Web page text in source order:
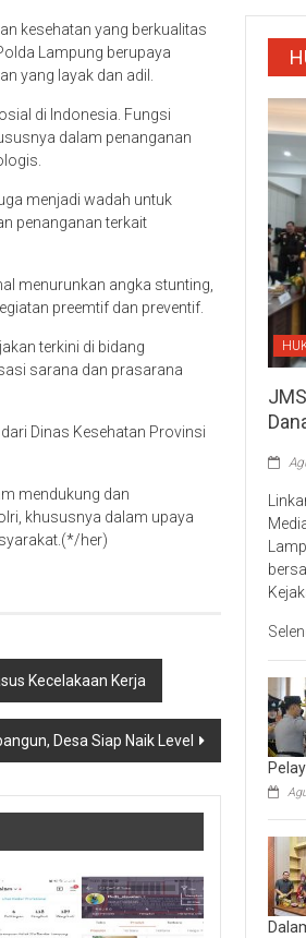
kesehatan yang berkualitas
Lampung berupaya
yang layak dan adil.
di Indonesia. Fungsi
dalam penanganan
menjadi wadah untuk
penanganan terkait
menurunkan angka stunting,
preemtif dan preventif.
terkini di bidang
sarana dan prasarana
Dinas Kesehatan Provinsi
mendukung dan
khususnya dalam upaya
her)
Kecelakaan Kerja
Desa Siap Naik Level